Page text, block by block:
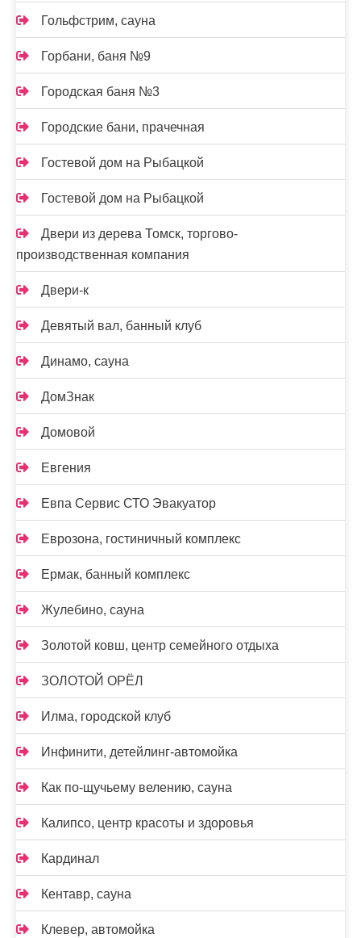
Гольфстрим, сауна
Горбани, баня №9
Городская баня №3
Городские бани, прачечная
Гостевой дом на Рыбацкой
Гостевой дом на Рыбацкой
Двери из дерева Томск, торгово-
производственная компания
Двери-к
Девятый вал, банный клуб
Динамо, сауна
ДомЗнак
Домовой
Евгения
Евпа Сервис СТО Эвакуатор
Еврозона, гостиничный комплекс
Ермак, банный комплекс
Жулебино, сауна
Золотой ковш, центр семейного отдыха
ЗОЛОТОЙ ОРЁЛ
Илма, городской клуб
Инфинити, детейлинг-автомойка
Как по-щучьему велению, сауна
Калипсо, центр красоты и здоровья
Кардинал
Кентавр, сауна
Клевер, автомойка